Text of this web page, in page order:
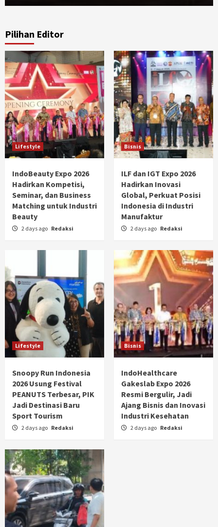
Pilihan Editor
Lifestyle
IndoBeauty Expo 2026
Hadirkan Kompetisi,
Seminar, dan Business
Matching untuk Industri
Beauty
2 days ago Redaksi
Bisnis
ILF dan IGT Expo 2026
Hadirkan Inovasi
Global, Perkuat Posisi
Indonesia di Industri
Manufaktur
2 days ago Redaksi
Lifestyle
Snoopy Run Indonesia
2026 Usung Festival
PEANUTS Terbesar, PIK
Jadi Destinasi Baru
Sport Tourism
2 days ago Redaksi
Bisnis
IndoHealthcare
Gakeslab Expo 2026
Resmi Bergulir, Jadi
Ajang Bisnis dan Inovasi
Industri Kesehatan
2 days ago Redaksi